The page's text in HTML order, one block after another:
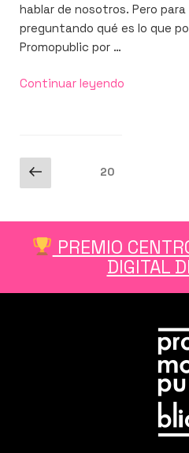
hablar de nosotros. Pero
preguntando qué es lo que
Promopublic por …
Continuar leyendo
Paginación
de
Página
anterior
20
PREMIO
DIGITAL